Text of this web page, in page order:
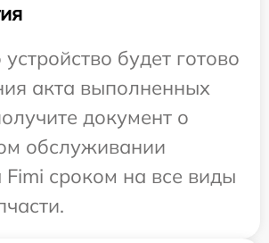
будет готово
акта выполненных
документ о
обслуживании
Fimi сроком на все виды